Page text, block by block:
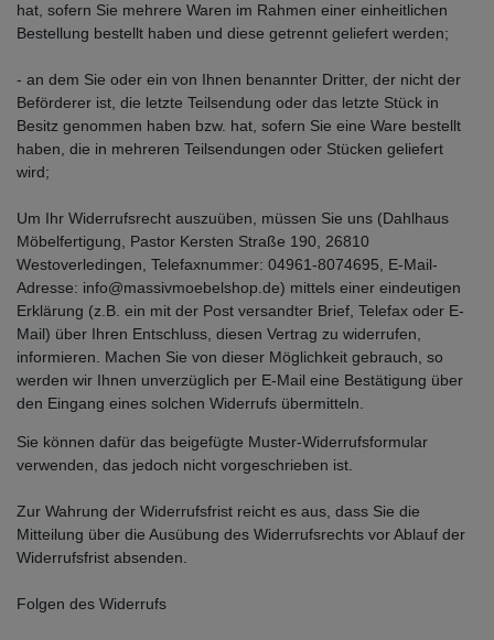
hat, sofern Sie mehrere Waren im Rahmen einer einheitlichen
Bestellung bestellt haben und diese getrennt geliefert werden;
- an dem Sie oder ein von Ihnen benannter Dritter, der nicht der
Beförderer ist, die letzte Teilsendung oder das letzte Stück in
Besitz genommen haben bzw. hat, sofern Sie eine Ware bestellt
haben, die in mehreren Teilsendungen oder Stücken geliefert
wird;
Um Ihr Widerrufsrecht auszuüben, müssen Sie uns (Dahlhaus
Möbelfertigung, Pastor Kersten Straße 190, 26810
Westoverledingen, Telefaxnummer: 04961-8074695, E-Mail-
Adresse: info@massivmoebelshop.de) mittels einer eindeutigen
Erklärung (z.B. ein mit der Post versandter Brief, Telefax oder E-
Mail) über Ihren Entschluss, diesen Vertrag zu widerrufen,
informieren. Machen Sie von dieser Möglichkeit gebrauch, so
werden wir Ihnen unverzüglich per E-Mail eine Bestätigung über
den Eingang eines solchen Widerrufs übermitteln.
Sie können dafür das beigefügte Muster-Widerrufsformular
verwenden, das jedoch nicht vorgeschrieben ist.
Zur Wahrung der Widerrufsfrist reicht es aus, dass Sie die
Mitteilung über die Ausübung des Widerrufsrechts vor Ablauf der
Widerrufsfrist absenden.
Folgen des Widerrufs